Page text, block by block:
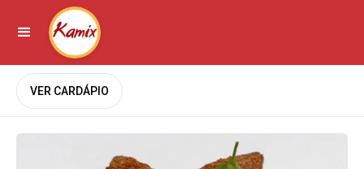
VER CARDÁPIO